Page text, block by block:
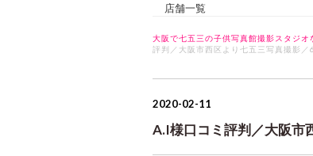
店舗一覧
大阪で七五三の子供写真館撮影スタジ
評判／大阪市西区より七五三写真撮影／
2020-02-11
A.I様口コミ評判／大阪市